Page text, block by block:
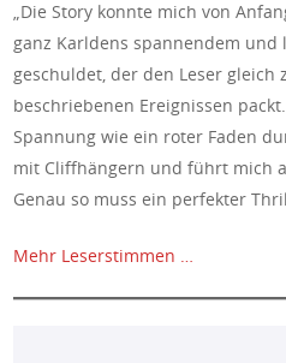
„Die Story konnte mich von
ganz Karldens spannendem
geschuldet, der den Leser gleich
beschriebenen Ereignissen
Spannung wie ein roter Faden
mit Cliffhängern und führt mich
Genau so muss ein perfekter
Mehr Leserstimmen …